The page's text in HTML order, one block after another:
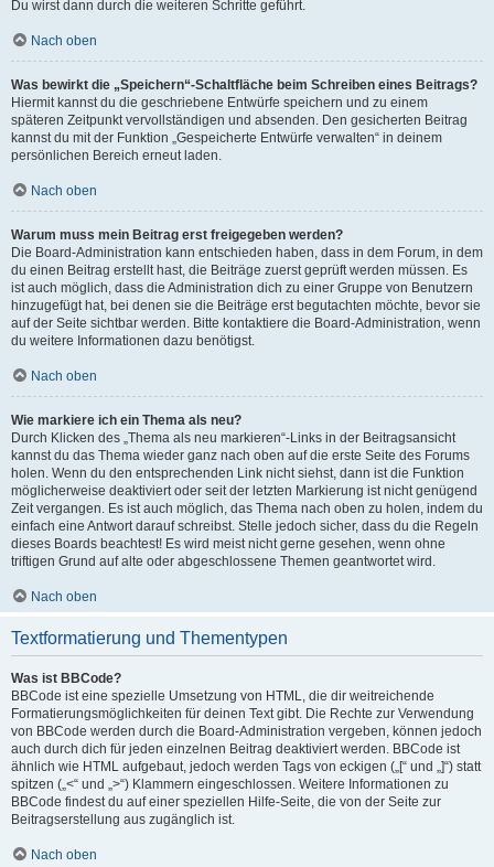
Du wirst dann durch die weiteren Schritte geführt.
Nach oben
Was bewirkt die „Speichern“-Schaltfläche beim Schreiben eines Beitrags?
Hiermit kannst du die geschriebene Entwürfe speichern und zu einem
späteren Zeitpunkt vervollständigen und absenden. Den gesicherten Beitrag
kannst du mit der Funktion „Gespeicherte Entwürfe verwalten“ in deinem
persönlichen Bereich erneut laden.
Nach oben
Warum muss mein Beitrag erst freigegeben werden?
Die Board-Administration kann entschieden haben, dass in dem Forum, in dem
du einen Beitrag erstellt hast, die Beiträge zuerst geprüft werden müssen. Es
ist auch möglich, dass die Administration dich zu einer Gruppe von Benutzern
hinzugefügt hat, bei denen sie die Beiträge erst begutachten möchte, bevor sie
auf der Seite sichtbar werden. Bitte kontaktiere die Board-Administration, wenn
du weitere Informationen dazu benötigst.
Nach oben
Wie markiere ich ein Thema als neu?
Durch Klicken des „Thema als neu markieren“-Links in der Beitragsansicht
kannst du das Thema wieder ganz nach oben auf die erste Seite des Forums
holen. Wenn du den entsprechenden Link nicht siehst, dann ist die Funktion
möglicherweise deaktiviert oder seit der letzten Markierung ist nicht genügend
Zeit vergangen. Es ist auch möglich, das Thema nach oben zu holen, indem du
einfach eine Antwort darauf schreibst. Stelle jedoch sicher, dass du die Regeln
dieses Boards beachtest! Es wird meist nicht gerne gesehen, wenn ohne
triftigen Grund auf alte oder abgeschlossene Themen geantwortet wird.
Nach oben
Textformatierung und Thementypen
Was ist BBCode?
BBCode ist eine spezielle Umsetzung von HTML, die dir weitreichende
Formatierungsmöglichkeiten für deinen Text gibt. Die Rechte zur Verwendung
von BBCode werden durch die Board-Administration vergeben, können jedoch
auch durch dich für jeden einzelnen Beitrag deaktiviert werden. BBCode ist
ähnlich wie HTML aufgebaut, jedoch werden Tags von eckigen („[“ und „]“) statt
spitzen („<“ und „>“) Klammern eingeschlossen. Weitere Informationen zu
BBCode findest du auf einer speziellen Hilfe-Seite, die von der Seite zur
Beitragserstellung aus zugänglich ist.
Nach oben